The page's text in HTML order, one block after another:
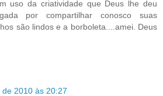
uso da criatividade que Deus lhe deu
por compartilhar conosco suas
são lindos e a borboleta....amei. Deus
2010 às 20:27